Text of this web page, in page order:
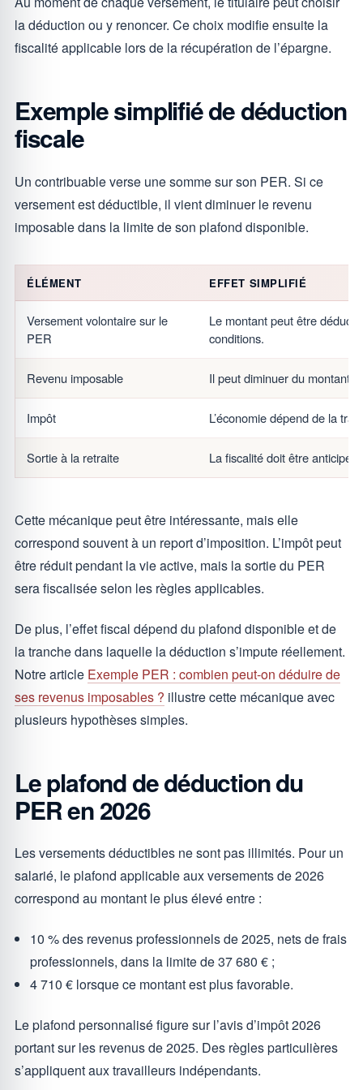
la déduction ou y renoncer. Ce choix modifie ensuite la
fiscalité applicable lors de la récupération de l’épargne.
Exemple simplifié de déduction
fiscale
Un contribuable verse une somme sur son PER. Si ce
versement est déductible, il vient diminuer le revenu
imposable dans la limite de son plafond disponible.
ÉLÉMENT EFFET SIMPLIFIÉ
Versement volontaire sur le
PER
Le montant peut être
conditions.
Revenu imposable Il peut diminuer du montant
Impôt L’économie dépend de la
Sortie à la retraite La fiscalité doit être
Cette mécanique peut être intéressante, mais elle
correspond souvent à un report d’imposition. L’impôt peut
être réduit pendant la vie active, mais la sortie du PER
sera fiscalisée selon les règles applicables.
De plus, l’effet fiscal dépend du plafond disponible et de
la tranche dans laquelle la déduction s’impute réellement.
Notre article Exemple PER : combien peut-on déduire de
ses revenus imposables ? illustre cette mécanique avec
plusieurs hypothèses simples.
Le plafond de déduction du
PER en 2026
Les versements déductibles ne sont pas illimités. Pour un
salarié, le plafond applicable aux versements de 2026
correspond au montant le plus élevé entre :
10 % des revenus professionnels de 2025, nets de frais
professionnels, dans la limite de 37 680 € ;
4 710 € lorsque ce montant est plus favorable.
Le plafond personnalisé figure sur l’avis d’impôt 2026
portant sur les revenus de 2025. Des règles particulières
s’appliquent aux travailleurs indépendants.